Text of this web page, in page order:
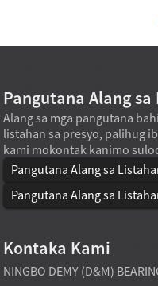
Pangutana Alang
Alang sa mga pangutana
listahan sa presyo, palihug
kami mokontak kanimo
Pangutana Alang sa
Pangutana Alang sa
Kontaka Kami
NINGBO DEMY (D&M)